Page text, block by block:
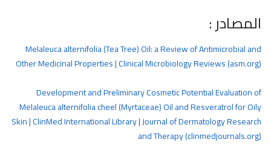
المصادر :
Melaleuca alternifolia (Tea Tree) Oil: a Review of Antimicrobial and
Other Medicinal Properties | Clinical Microbiology Reviews (asm.org)
Development and Preliminary Cosmetic Potential Evaluation of
Melaleuca alternifolia cheel (Myrtaceae) Oil and Resveratrol for Oily
Skin | ClinMed International Library | Journal of Dermatology Research
and Therapy (clinmedjournals.org)